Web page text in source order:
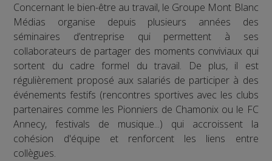
Concernant le bien-être au travail, le Groupe Mont Blanc
Médias organise depuis plusieurs années des
séminaires d’entreprise qui permettent à ses
collaborateurs de partager des moments conviviaux qui
sortent du cadre formel du travail. De plus, il est
régulièrement proposé aux salariés de participer à des
événements festifs (rencontres sportives avec les clubs
partenaires comme les Pionniers de Chamonix ou le FC
Annecy, festivals de musique...) qui accroissent la
cohésion d'équipe et renforcent les liens entre
collègues.